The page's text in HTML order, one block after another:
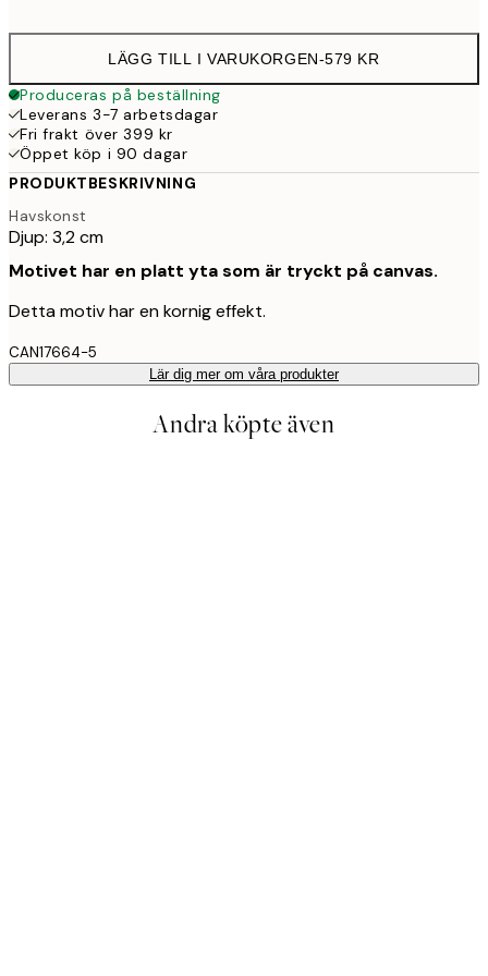
LÄGG TILL I VARUKORGEN-579 KR
Produceras på beställning
Leverans 3-7 arbetsdagar
Fri frakt över 399 kr
Öppet köp i 90 dagar
PRODUKTBESKRIVNING
Havskonst
Djup: 3,2 cm
Motivet har en platt yta som är tryckt på canvas.
Detta motiv har en kornig effekt.
CAN17664-5
Lär dig mer om våra produkter
Andra köpte även